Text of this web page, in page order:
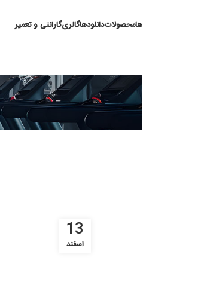
گالریگارانتی و تعمیر